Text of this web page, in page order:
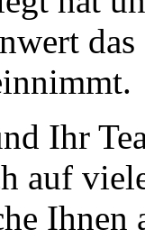
Ihr
auf
Ihnen